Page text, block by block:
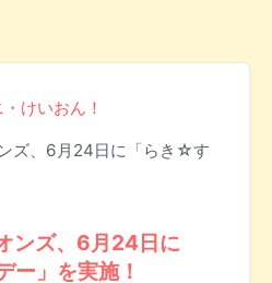
けいおん！
ズ、6月24日に「らき☆す
ンズ、6月24日に
ー」を実施！